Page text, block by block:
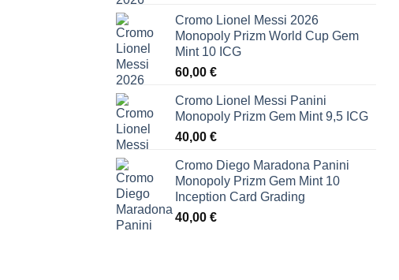
Cromo Lionel Messi 2026
Monopoly Prizm World Cup Gem
Mint 10 ICG
60,00 €
Cromo Lionel Messi Panini
Monopoly Prizm Gem Mint 9,5 ICG
40,00 €
Cromo Diego Maradona Panini
Monopoly Prizm Gem Mint 10
Inception Card Grading
40,00 €